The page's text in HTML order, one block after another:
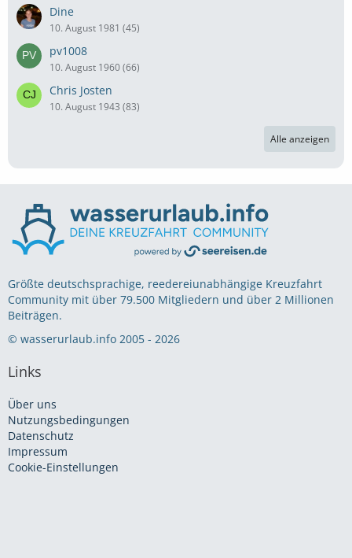
Dine
10. August 1981 (45)
pv1008
10. August 1960 (66)
Chris Josten
10. August 1943 (83)
Alle anzeigen
Größte deutschsprachige, reedereiunabhängige Kreuzfahrt
Community mit über 79.500 Mitgliedern und über 2 Millionen
Beiträgen.
© wasserurlaub.info 2005 - 2026
Links
Über uns
Nutzungsbedingungen
Datenschutz
Impressum
Cookie-Einstellungen